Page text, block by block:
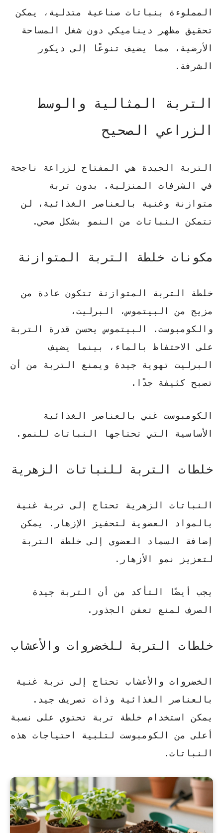
المملوءة بنباتات صناعية متدلية، يمكن
تحقيق مظهر ديناميكي دون شغل المساحة
الأرضية، مما يضيف تنوعًا إلى ديكور
الشرفة.
التربة المثالية والوسط
الزراعي الصحيح
التربة الجيدة هي المفتاح لزراعة ناجحة
في الشرفات المنزلية. بدون تربة
متوازنة وغنية بالعناصر الغذائية، لن
تتمكن النباتات من النمو بشكل صحي.
مكونات خلطة التربة المتوازنة
خلطة التربة المتوازنة تتكون عادة من
مزيج من
البيتموس، البرليت،
و الكومبوست. البيتموس يحسن قدرة التربة
على الاحتفاظ بالماء، بينما يضيف
البرليت تهوية جيدة ويمنع التربة من أن
تصبح كثيفة جدًا.
الكومبوست غني بالعناصر الغذائية
الأساسية التي تحتاجها النباتات للنمو.
خلطات التربة للنباتات الزهرية
النباتات الزهرية تحتاج إلى تربة غنية
بالمواد العضوية لتحفيز الإزهار. يمكن
إضافة
السماد العضوي إلى خلطة التربة
لتعزيز نمو الأزهار.
يجب أيضًا التأكد من أن التربة جيدة
الصرف لمنع تعفن الجذور.
خلطات التربة للخضروات والأعشاب
الخضروات والأعشاب تحتاج إلى تربة غنية
بالعناصر الغذائية وذات تصريف جيد.
يمكن استخدام خلطة تربة تحتوي على نسبة
أعلى من
الكومبوست لتلبية احتياجات هذه
النباتات.